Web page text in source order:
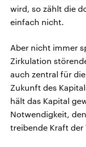
wird, so zählt die
einfach nicht.
Aber nicht immer
Zirkulation
auch zentral für
Zukunft des
hält das Kapital
Notwendigkeit,
treibende Kraft